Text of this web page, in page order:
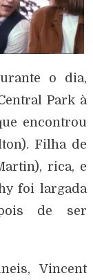
o dia,
Park à
encontrou
Filha de
rica, e
foi largada
de ser
Vincent